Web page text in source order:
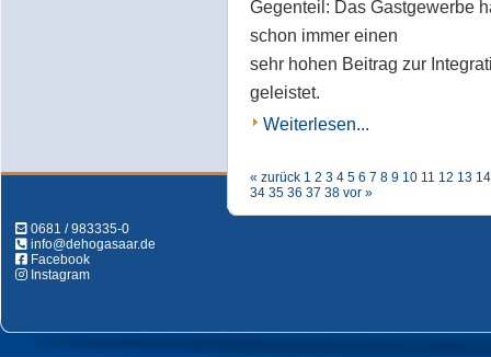
Gegenteil: Das Gastgewerbe
schon immer einen
sehr hohen Beitrag zur
geleistet.
Weiterlesen...
« zurück 1 2 3 4 5 6 7 8 9 10 11 12 13 14
34 35 36 37 38 vor »
0681 / 983335-0
info@dehogasaar.de
Facebook
Instagram